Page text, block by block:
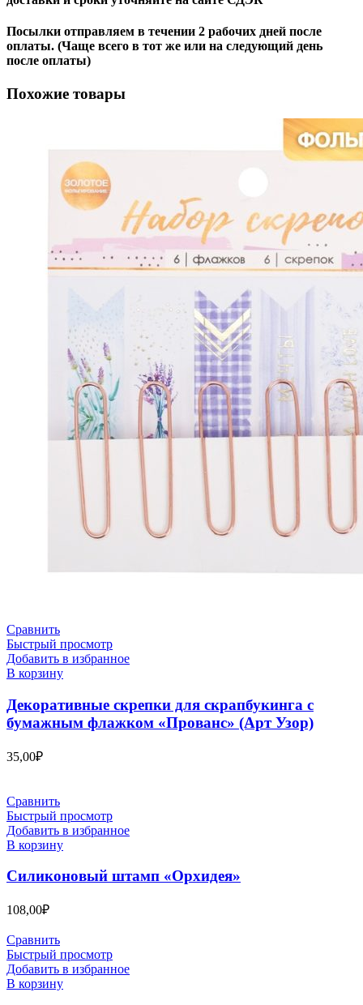
Посылки отправляем в течении 2 рабочих дней после
оплаты. (Чаще всего в тот же или на следующий день
после оплаты)
Похожие товары
Сравнить
Быстрый просмотр
Добавить в избранное
В корзину
Декоративные скрепки для скрапбукинга с
бумажным флажком «Прованс» (Арт Узор)
35,00₽
Сравнить
Быстрый просмотр
Добавить в избранное
В корзину
Силиконовый штамп «Орхидея»
108,00₽
Сравнить
Быстрый просмотр
Добавить в избранное
В корзину